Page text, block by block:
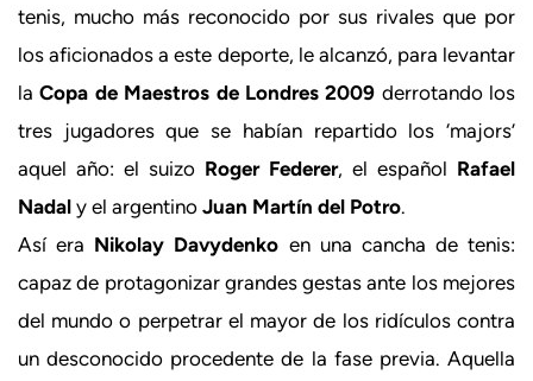
tenis, mucho más reconocido por sus rivales que por
los aficionados a este deporte, le alcanzó, para levantar
laCopa de Maestros de Londres 2009 derrotando los
tres jugadores que se habían repartido los ‘majors’
aquel año: el suizo Roger Federer, el español Rafael
Nadal y el argentino Juan Martín del Potro.
Así era Nikolay Davydenko en una cancha de tenis:
capaz de protagonizar grandes gestas ante los mejores
del mundo o perpetrar el mayor de los ridículos contra
un desconocido procedente de la fase previa. Aquella